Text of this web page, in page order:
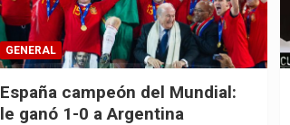
GENERAL
España campeón del Mundial:
le ganó 1-0 a Argentina